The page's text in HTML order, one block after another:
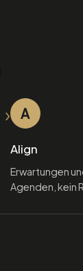
› A
Align
Erwartungen
Agenden, kein